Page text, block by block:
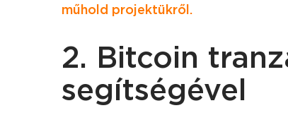
műhold projektükről.
2. Bitcoin
segítségével